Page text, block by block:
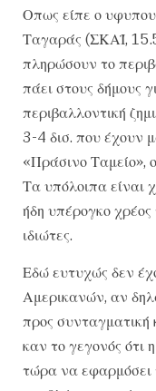
Οπως είπε ο
Ταγαράς (ΣΚΑΪ,
πληρώσουν το
πάει στους δήμους
περιβαλλοντική
3-4 δισ. που έχουν
«Πράσινο Ταμείο»,
Τα υπόλοιπα είναι
ήδη υπέρογκο
ιδιώτες.
Εδώ ευτυχώς δεν
Αμερικανών, αν
προς συνταγματική
καν το γεγονός ότι
τώρα να